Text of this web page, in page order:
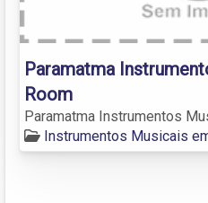
Paramatma
Room
Paramatma Instrumentos
Instrumentos Musicais